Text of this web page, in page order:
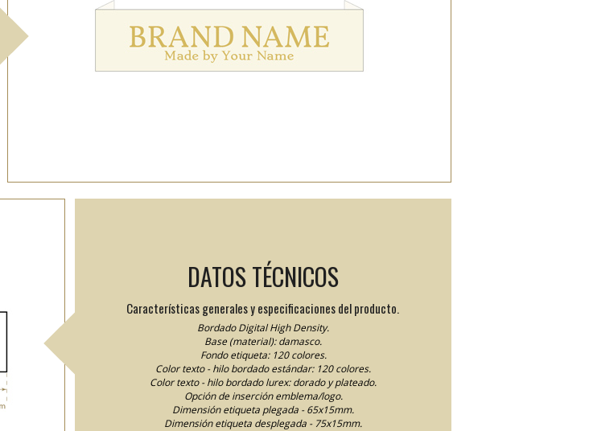
DATOS TÉCNICOS
Características generales y especificaciones del producto.
Bordado Digital High Density.
Base (material): damasco.
Fondo etiqueta: 120 colores.
Color texto - hilo bordado estándar: 120 colores.
Color texto - hilo bordado lurex: dorado y plateado.
Opción de inserción emblema/logo.
Dimensión etiqueta plegada - 65x15mm.
Dimensión etiqueta desplegada - 75x15mm.